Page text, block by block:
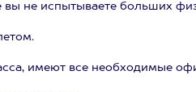
не испытываете больших
имеют все необходимые